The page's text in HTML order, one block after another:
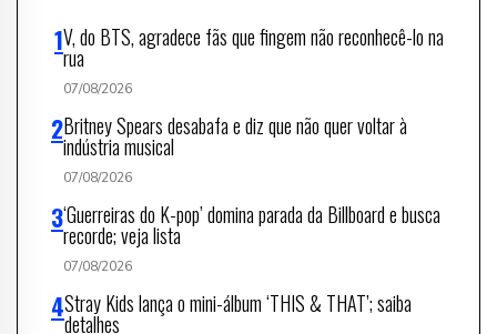
V, do BTS, agradece fãs que fingem não reconhecê-lo na
rua
07/08/2026
Britney Spears desabafa e diz que não quer voltar à
indústria musical
07/08/2026
‘Guerreiras do K-pop’ domina parada da Billboard e busca
recorde; veja lista
07/08/2026
Stray Kids lança o mini-álbum ‘THIS & THAT’; saiba
detalhes